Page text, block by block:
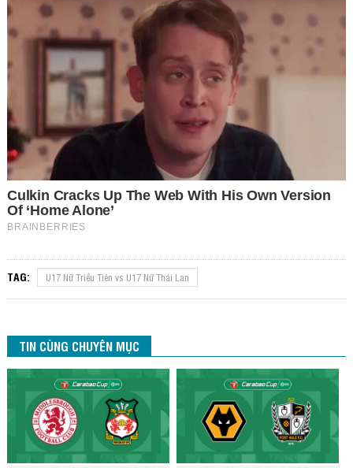
TAG: U17 Nữ Triều Tiên vs U17 Nữ Thái Lan
TIN CÙNG CHUYÊN MỤC